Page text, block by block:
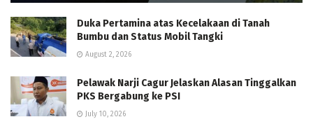
Duka Pertamina atas Kecelakaan di Tanah
Bumbu dan Status Mobil Tangki
August 2, 2026
Pelawak Narji Cagur Jelaskan Alasan Tinggalkan
PKS Bergabung ke PSI
July 10, 2026